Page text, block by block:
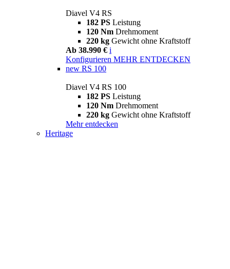
Diavel V4 RS
182 PS Leistung
120 Nm Drehmoment
220 kg Gewicht ohne Kraftstoff
Ab 38.990 € i
Konfigurieren MEHR ENTDECKEN
new RS 100
Diavel V4 RS 100
182 PS Leistung
120 Nm Drehmoment
220 kg Gewicht ohne Kraftstoff
Mehr entdecken
Heritage